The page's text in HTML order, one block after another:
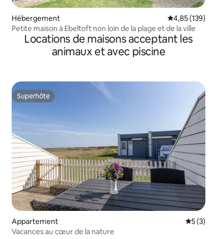
Hébergement Évaluation
4,85 (139)
Petite maison à Ebeltoft non loin de la plage et de la ville
Locations de maisons acceptant les
animaux et avec piscine
Superhôte
Superhôte
Appartement
5 (3)
Vacances au cœur de la nature